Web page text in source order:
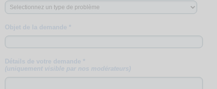
Objet de la demande *
Détails de votre demande *
(uniquement visible par nos modérateurs)